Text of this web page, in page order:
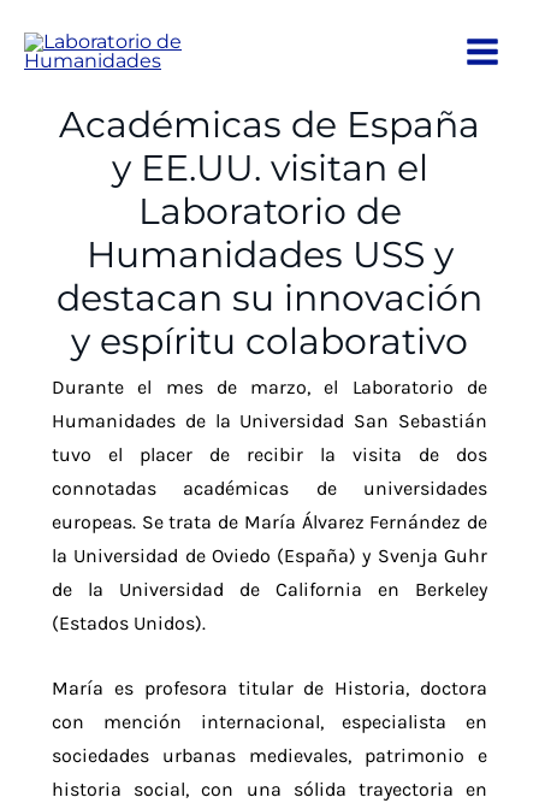
contenido
Académicas de España
y EE.UU. visitan el
Laboratorio de
Humanidades USS y
destacan su innovación
y espíritu colaborativo
Durante el mes de marzo, el Laboratorio de
Humanidades de la Universidad San Sebastián
tuvo el placer de recibir la visita de dos
connotadas académicas de universidades
europeas. Se trata de María Álvarez Fernández de
la Universidad de Oviedo (España) y Svenja Guhr
de la Universidad de California en Berkeley
(Estados Unidos).
María es profesora titular de Historia, doctora
con mención internacional, especialista en
sociedades urbanas medievales, patrimonio e
historia social, con una sólida trayectoria en